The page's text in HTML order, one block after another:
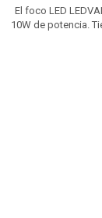
El foco LED
10W de potencia.